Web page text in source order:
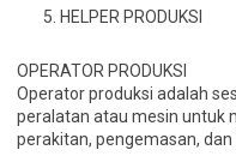
HELPER PRODUKSI
OPERATOR PRODUKSI
Operator produksi adalah
peralatan atau mesin untuk
perakitan, pengemasan,